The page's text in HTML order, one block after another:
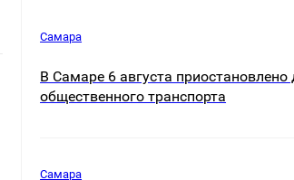
Самара
В Самаре 6 августа
общественного транспорта
Самара